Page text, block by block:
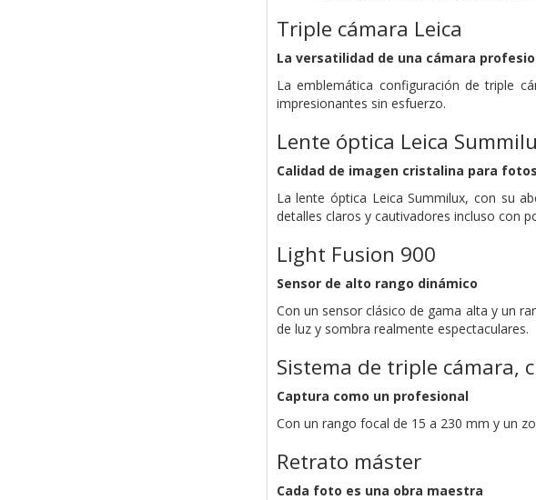
Triple cámara Leica
La versatilidad de una cámara
La emblemática configuración de triple
impresionantes sin esfuerzo.
Lente óptica Leica
Calidad de imagen cristalina para
La lente óptica Leica Summilux, con su
detalles claros y cautivadores incluso con
Light Fusion 900
Sensor de alto rango dinámico
Con un sensor clásico de gama alta y un
de luz y sombra realmente espectaculares.
Sistema de triple cámara,
Captura como un profesional
Con un rango focal de 15 a 230 mm y un
Retrato máster
Cada foto es una obra maestra